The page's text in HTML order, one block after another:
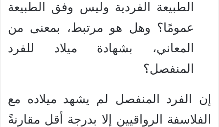
الطبيعة الفردية وليس وفق الطبيعة
عمومًا؟ وهل هو مرتبط، بمعنى من
المعاني، بشهادة ميلاد للفرد
المنفصل؟
إن الفرد المنفصل لم يشهد ميلاده مع
الفلاسفة الرواقيين إلا بدرجة أقل مقارنةً